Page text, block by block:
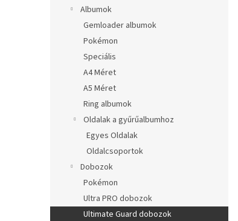
Albumok
Gemloader albumok
Pokémon
Speciális
A4 Méret
A5 Méret
Ring albumok
Oldalak a gyűrűalbumhoz
Egyes Oldalak
Oldalcsoportok
Dobozok
Pokémon
Ultra PRO dobozok
Ultimate Guard dobozok